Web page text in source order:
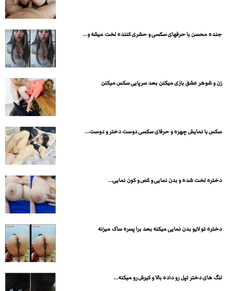
جنده محسن با حرفهای سکسی و حشری کننده لخت میشه و...
زن و شوهر عشق بازی میکنن بعد سرپایی سکس میکنن
سکس با نمایش چهره و حرفای سکسی دوست دختر و دوست...
دختره لخت شده و بدن نمایی و کص و کون نمایی...
دختره تو لایو بدن نمایی میکنه بعد برا پسره ساک میزنه
لنگ های دختر تپل رو داده بالا و کیرش رو میکنه...